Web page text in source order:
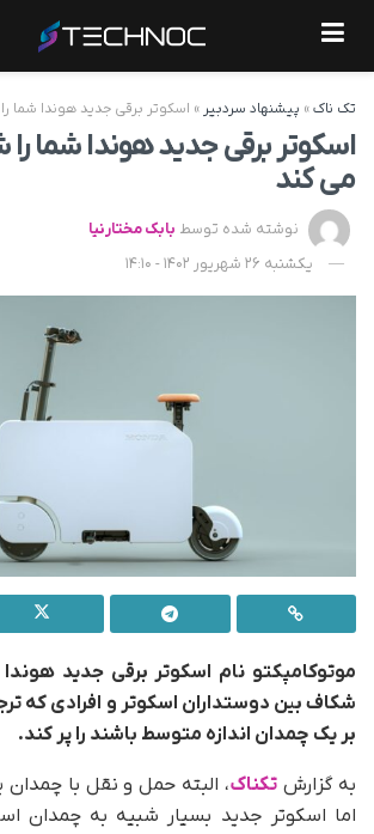
تک ناک» پیشنهاد سردبیر » اسکوتر برقی جدید هوندا شما
اسکوتر برقی جدید هوندا شما
می کند
نوشته شده توسط بابک مختارنیا
یکشنبه 26 شهریور 1402 - 14:10
موتوکامپکتو نام اسکوتر برقی جدید
شکاف بین دوستداران اسکوتر و افرادی که
بر یک چمدان اندازه متوسط باشند را پر کند.
به گزارش تکناک، البته حمل و نقل با چمدان
اما اسکوتر جدید بسیار شبیه به چمدان